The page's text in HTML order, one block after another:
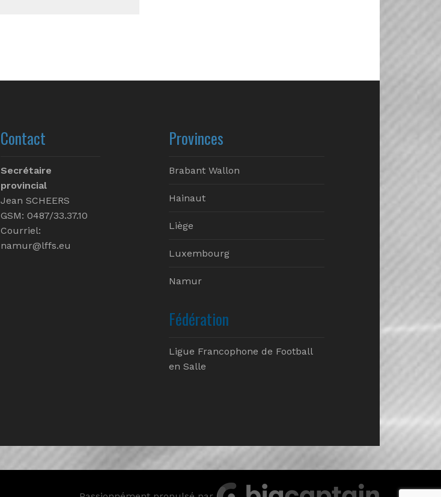
Contact
Secrétaire
provincial
Jean SCHEERS
GSM: 0487/33.37.10
Courriel:
namur@lffs.eu
Provinces
Brabant Wallon
Hainaut
Liège
Luxembourg
Namur
Fédération
Ligue Francophone de Football
en Salle